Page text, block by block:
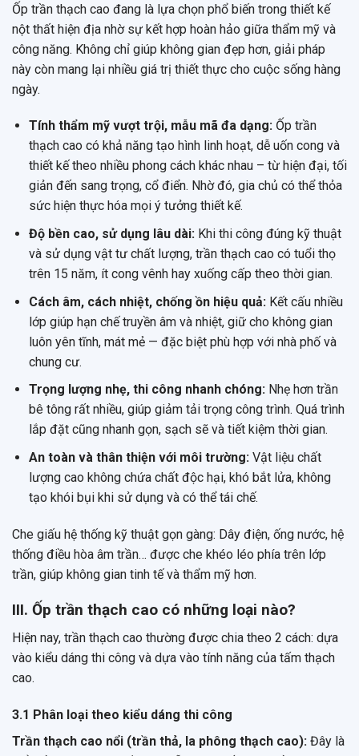
Ốp trần thạch cao đang là lựa chọn phổ biến trong thiết kế
nột thất hiện địa nhờ sự kết hợp hoàn hảo giữa thẩm mỹ và
công năng. Không chỉ giúp không gian đẹp hơn, giải pháp
này còn mang lại nhiều giá trị thiết thực cho cuộc sống hàng
ngày.
Tính thẩm mỹ vượt trội, mẫu mã đa dạng:Ốp trần
thạch cao có khả năng tạo hình linh hoạt, dễ uốn cong và
thiết kế theo nhiều phong cách khác nhau – từ hiện đại, tối
giản đến sang trọng, cổ điển. Nhờ đó, gia chủ có thể thỏa
sức hiện thực hóa mọi ý tưởng thiết kế.
Độ bền cao, sử dụng lâu dài:Khi thi công đúng kỹ thuật
và sử dụng vật tư chất lượng, trần thạch cao có tuổi thọ
trên 15 năm, ít cong vênh hay xuống cấp theo thời gian.
Cách âm, cách nhiệt, chống ồn hiệu quả:Kết cấu nhiều
lớp giúp hạn chế truyền âm và nhiệt, giữ cho không gian
luôn yên tĩnh, mát mẻ — đặc biệt phù hợp với nhà phố và
chung cư.
Trọng lượng nhẹ, thi công nhanh chóng:Nhẹ hơn trần
bê tông rất nhiều, giúp giảm tải trọng công trình. Quá trình
lắp đặt cũng nhanh gọn, sạch sẽ và tiết kiệm thời gian.
An toàn và thân thiện với môi trường: Vật liệu chất
lượng cao không chứa chất độc hại, khó bắt lửa, không
tạo khói bụi khi sử dụng và có thể tái chế.
Che giấu hệ thống kỹ thuật gọn gàng: Dây điện, ống nước, hệ
thống điều hòa âm trần… được che khéo léo phía trên lớp
trần, giúp không gian tinh tế và thẩm mỹ hơn.
III. Ốp trần thạch cao có những loại nào?
Hiện nay, trần thạch cao thường được chia theo 2 cách: dựa
vào kiểu dáng thi công và dựa vào tính năng của tấm thạch
cao.
3.1 Phân loại theo kiểu dáng thi công
Trần thạch cao nổi (trần thả, la phông thạch cao): Đây là